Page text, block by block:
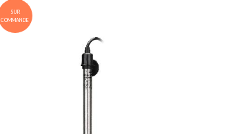
SUR
COMMANDE